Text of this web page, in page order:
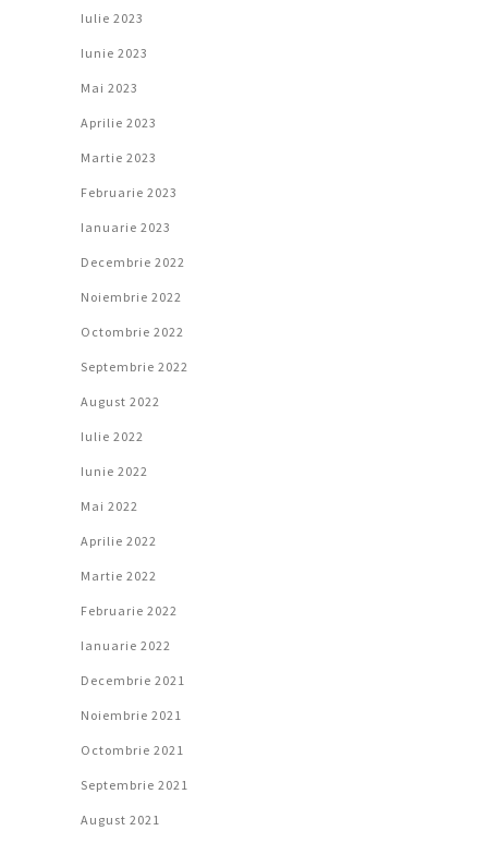
Iulie 2023
Iunie 2023
Mai 2023
Aprilie 2023
Martie 2023
Februarie 2023
Ianuarie 2023
Decembrie 2022
Noiembrie 2022
Octombrie 2022
Septembrie 2022
August 2022
Iulie 2022
Iunie 2022
Mai 2022
Aprilie 2022
Martie 2022
Februarie 2022
Ianuarie 2022
Decembrie 2021
Noiembrie 2021
Octombrie 2021
Septembrie 2021
August 2021